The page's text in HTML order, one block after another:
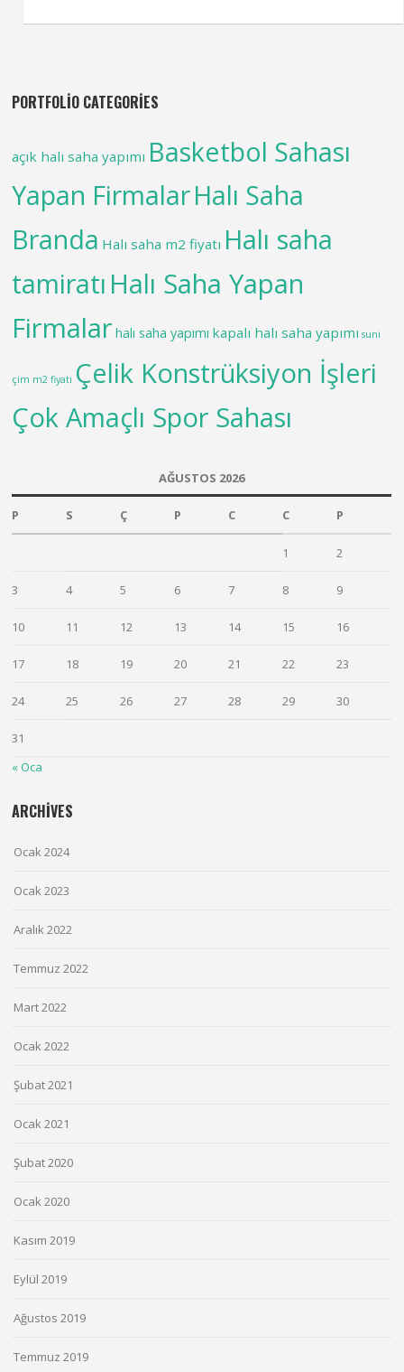
PORTFOLIO CATEGORIES
açık halı saha yapımı Basketbol Sahası
Yapan FirmalarHalı Saha
Branda Halı saha m2 fiyatı Halı saha
tamiratı Halı Saha Yapan
Firmalar halı saha yapımı kapalı halı saha yapımı suni
çim m2 fiyatı Çelik Konstrüksiyon İşleri
Çok Amaçlı Spor Sahası
AĞUSTOS 2026
P S Ç P C C P
1 2
3 4 5 6 7 8 9
10 11 12 13 14 15 16
17 18 19 20 21 22 23
24 25 26 27 28 29 30
31
« Oca
ARCHIVES
Ocak 2024
Ocak 2023
Aralık 2022
Temmuz 2022
Mart 2022
Ocak 2022
Şubat 2021
Ocak 2021
Şubat 2020
Ocak 2020
Kasım 2019
Eylül 2019
Ağustos 2019
Temmuz 2019